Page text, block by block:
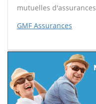
mutuelles d'assurances
GMF Assurances